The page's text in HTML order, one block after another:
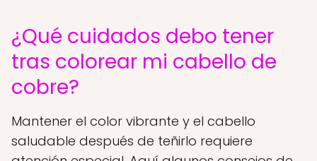
¿Qué cuidados debo tener
tras colorear mi cabello de
cobre?
Mantener el color vibrante y el cabello
saludable después de teñirlo requiere